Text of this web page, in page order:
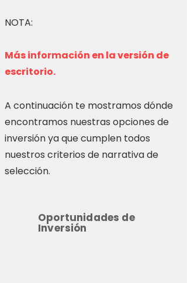
NOTA:
Más información en la versión de
escritorio.
A continuación te mostramos dónde
encontramos nuestras opciones de
inversión ya que cumplen todos
nuestros criterios de narrativa de
selección.
Oportunidades de
Inversión